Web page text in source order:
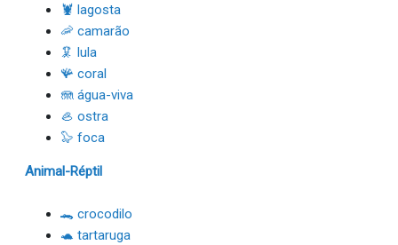
🦞 lagosta
🦐 camarão
🦑 lula
🪸 coral
🪼 água-viva
🦪 ostra
🦭 foca
Animal-Réptil
🐊 crocodilo
🐢 tartaruga